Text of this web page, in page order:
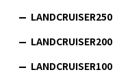
LANDCRUISER250
LANDCRUISER200
LANDCRUISER100